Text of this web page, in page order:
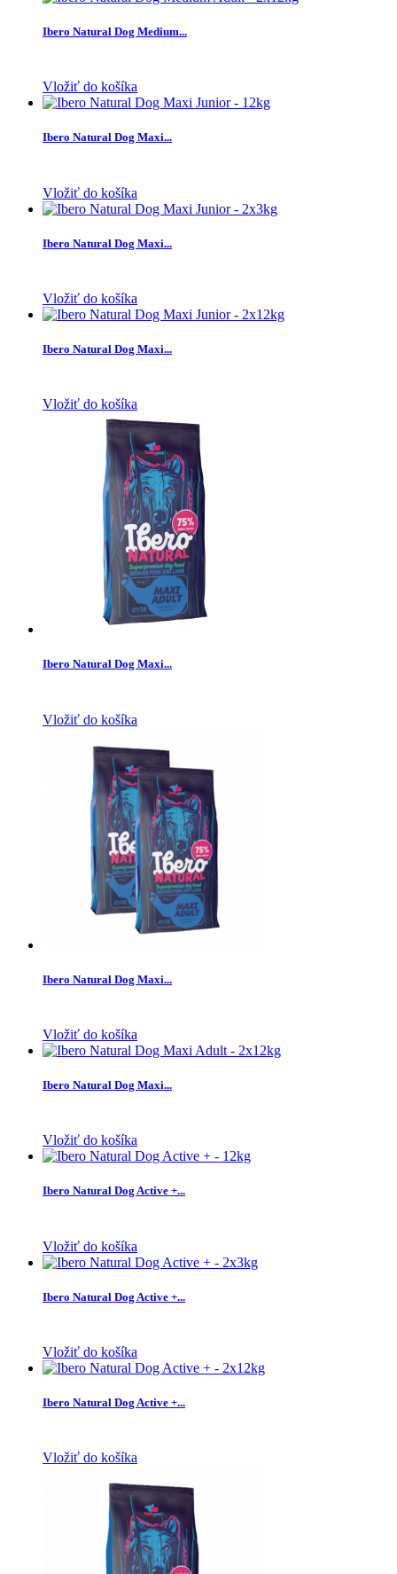
Ibero Natural Dog Medium...
Vložiť do košíka
Ibero Natural Dog Maxi...
Vložiť do košíka
Ibero Natural Dog Maxi...
Vložiť do košíka
Ibero Natural Dog Maxi...
Vložiť do košíka
Ibero Natural Dog Maxi...
Vložiť do košíka
Ibero Natural Dog Maxi...
Vložiť do košíka
Ibero Natural Dog Maxi...
Vložiť do košíka
Ibero Natural Dog Active +...
Vložiť do košíka
Ibero Natural Dog Active +...
Vložiť do košíka
Ibero Natural Dog Active +...
Vložiť do košíka